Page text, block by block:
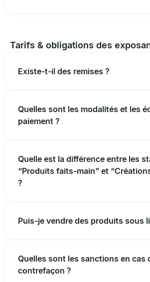
Tarifs & obligations des
Existe-t-il des remises ?
Quelles sont les modalités et les
paiement ?
Quelle est la différence entre les
“Produits faits-main” et
?
Puis-je vendre des produits sous
Quelles sont les sanctions en cas
contrefaçon ?